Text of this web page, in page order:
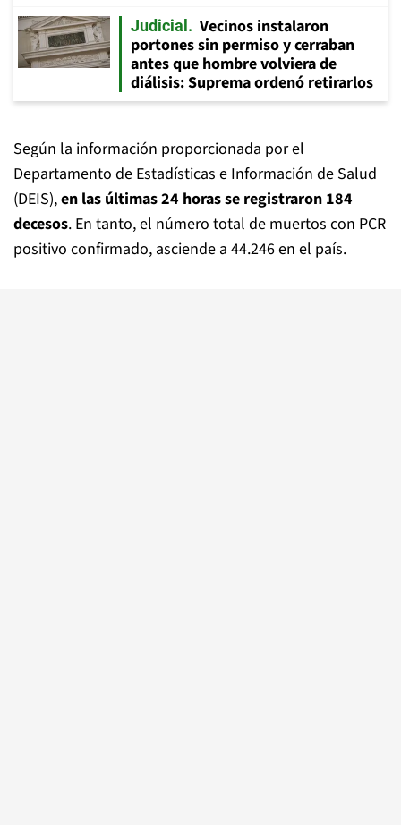
Judicial
Vecinos instalaron
portones sin permiso y cerraban
antes que hombre volviera de
diálisis: Suprema ordenó retirarlos
Según la información proporcionada por el
Departamento de Estadísticas e Información de Salud
(DEIS),en las últimas 24 horas se registraron 184
decesos. En tanto, el número total de muertos con PCR
positivo confirmado, asciende a 44.246 en el país.